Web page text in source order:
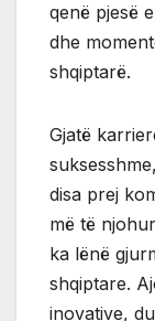
qenë pjesë
dhe
shqiptarë.
Gjatë
disa prej
më të
ka lënë
shqiptare.
inovative,